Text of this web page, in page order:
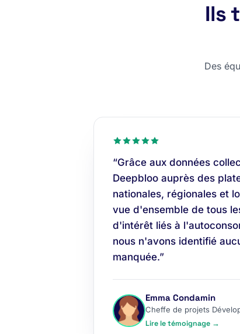
Ils
Des
“Grâce aux données
Deepbloo auprès des
nationales, régionales et
vue d'ensemble de tous
d'intérêt liés à
nous n'avons identifié
manquée.”
Emma Condamin
Cheffe de projets
Lire le témoignage →